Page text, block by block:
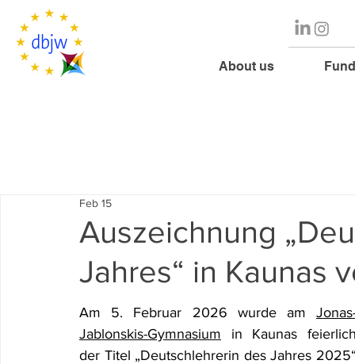
About us
Auszeichnung
Jahres“ in Kaunas
Feb 15
Am 5. Februar 2026 wurde am
Jablonskis-Gymnasium in Kaunas
der Titel „Deutschlehrerin des Jahres